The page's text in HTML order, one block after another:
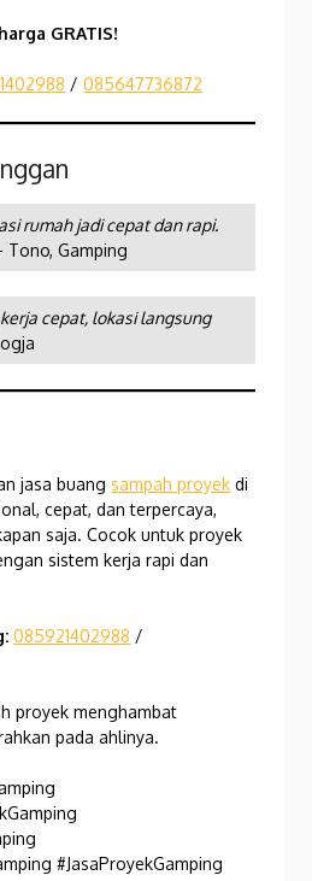
GRATIS!
/085647736872
rumah jadi cepat dan rapi.
Tono, Gamping
cepat, lokasi langsung
jasa buangsampah proyek di
cepat, dan terpercaya,
saja. Cocok untuk proyek
sistem kerja rapi dan
085921402988 /
proyek menghambat
pada ahlinya.
#JasaProyekGamping